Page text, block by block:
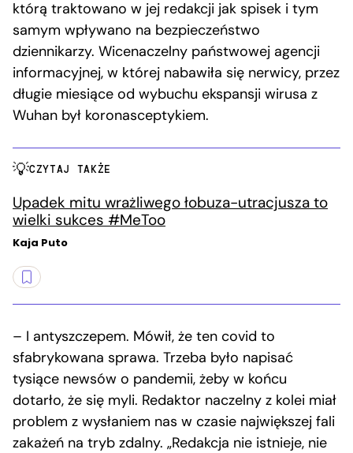
którą traktowano w jej redakcji jak spisek i tym
samym wpływano na bezpieczeństwo
dziennikarzy. Wicenaczelny państwowej agencji
informacyjnej, w której nabawiła się nerwicy, przez
długie miesiące od wybuchu ekspansji wirusa z
Wuhan był koronasceptykiem.
CZYTAJ TAKŻE
Upadek mitu wrażliwego łobuza-utracjusza to
wielki sukces #MeToo
Kaja Puto
– I antyszczepem. Mówił, że ten covid to
sfabrykowana sprawa. Trzeba było napisać
tysiące newsów o pandemii, żeby w końcu
dotarło, że się myli. Redaktor naczelny z kolei miał
problem z wysłaniem nas w czasie największej fali
zakażeń na tryb zdalny. „Redakcja nie istnieje, nie